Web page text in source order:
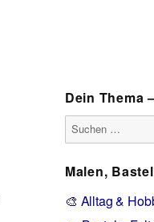
Dein Thema
Suchen
nach:
Malen,
🎨 Alltag &